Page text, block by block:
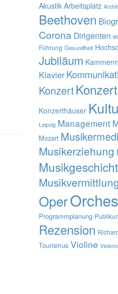
Akustik Arbeitsplatz
Beethoven
Corona Dirigenten
Führung Gesundheit
Jubiläum
Klavier
Konzert
Konzerthäuser
Leipzig Management
Mozart
Musikerziehung
Oper
Programmplanung
Rezension
Tourismus Violine